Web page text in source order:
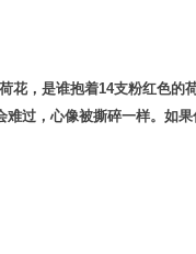
花，是谁抱着14支粉红色
过，心像被撕碎一样。如